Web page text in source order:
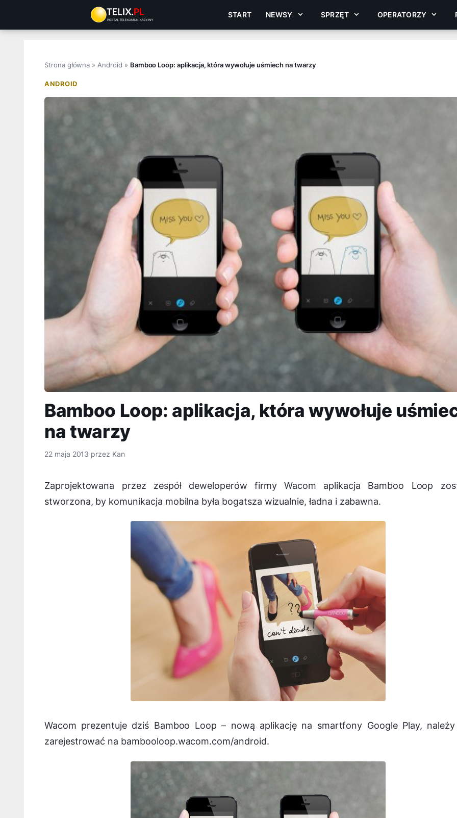
treści
START NEWSY SPRZĘT OPERATORZY
Strona główna » Android » Bamboo Loop: aplikacja, która wywołuje uśmiech na twarzy
ANDROID
Bamboo Loop: aplikacja, która wywołuje
na twarzy
22 maja 2013 przez Kan
Zaprojektowana przez zespół deweloperów firmy Wacom aplikacja Bamboo Loop
stworzona, by komunikacja mobilna była bogatsza wizualnie, ładna i zabawna.
Wacom prezentuje dziś Bamboo Loop – nową aplikację na smartfony Google Play,
zarejestrować na bambooloop.wacom.com/android.